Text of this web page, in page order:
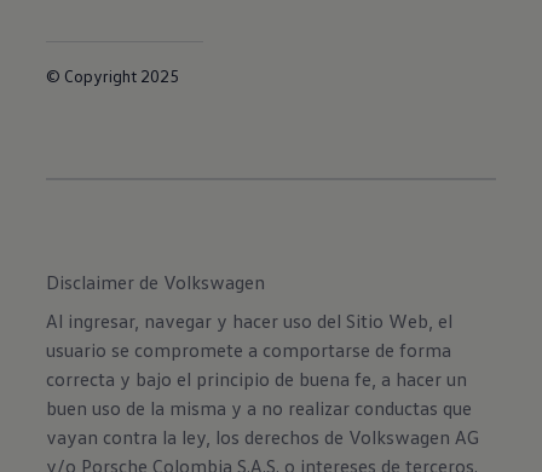
© Copyright 2025
Disclaimer de Volkswagen
Al ingresar, navegar y hacer uso del Sitio Web, el
usuario se compromete a comportarse de forma
correcta y bajo el principio de buena fe, a hacer un
buen uso de la misma y a no realizar conductas que
vayan contra la ley, los derechos de Volkswagen AG
y/o Porsche Colombia S.A.S. o intereses de terceros.